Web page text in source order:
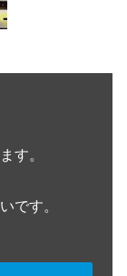
す。
です。